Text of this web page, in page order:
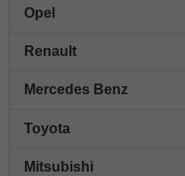
Opel
Renault
Mercedes Benz
Toyota
Mitsubishi